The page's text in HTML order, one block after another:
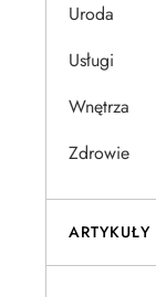
Uroda
Usługi
Wnętrza
Zdrowie
ARTYKUŁY